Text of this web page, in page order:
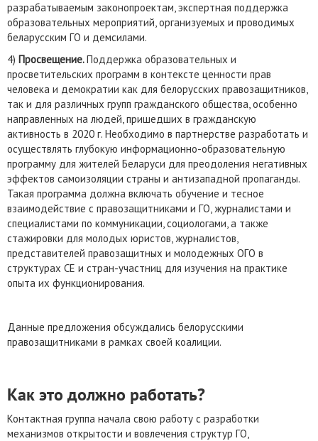
разрабатываемым законопроектам, экспертная поддержка
образовательных мероприятий, организуемых и проводимых
беларусским ГО и демсилами.
4) Просвещение.Поддержка образовательных и
просветительских программ в контексте ценности прав
человека и демократии как для белорусских правозащитников,
так и для различных групп гражданского общества, особенно
направленных на людей, пришедших в гражданскую
активность в 2020 г. Необходимо в партнерстве разработать и
осуществлять глубокую информационно-образовательную
программу для жителей Беларуси для преодоления негативных
эффектов самоизоляции страны и антизападной пропаганды.
Такая программа должна включать обучение и тесное
взаимодействие с правозащитниками и ГО, журналистами и
специалистами по коммуникации, социологами, а также
стажировки для молодых юристов, журналистов,
представителей правозащитных и молодежных ОГО в
структурах СЕ и стран-участниц для изучения на практике
опыта их функционирования.
Данные предложения обсуждались белорусскими
правозащитниками в рамках своей коалиции.
Как это должно работать?
Контактная группа начала свою работу с разработки
механизмов открытости и вовлечения структур ГО,